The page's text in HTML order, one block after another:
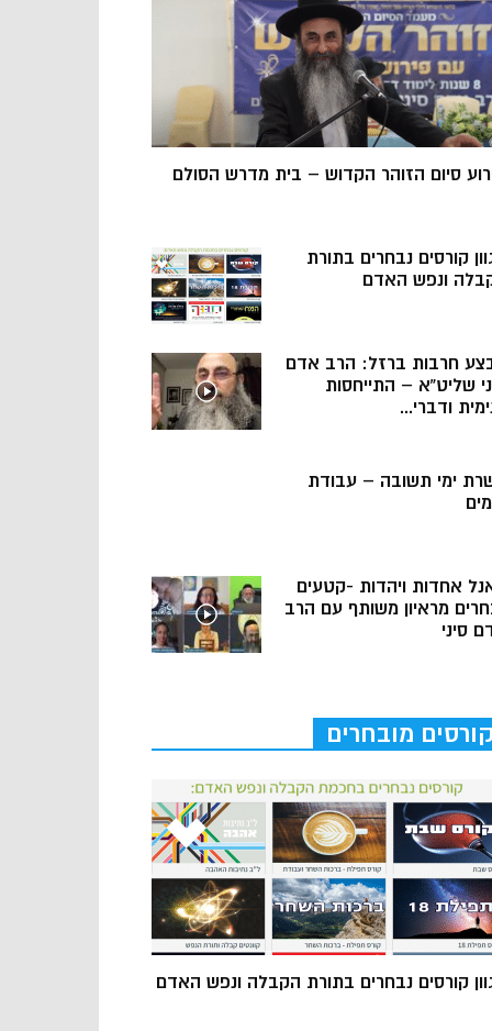
סיום הזוהר הקדוש – בית מדרש הסולם
קורסים נבחרים בתורת
ונפש האדם
חרבות ברזל: הרב אדם
שליט”א – התייחסות
ודברי...
ימי תשובה – עבודת
אחדות ויהדות -קטעים
מראיון משותף עם הרב
סיני
קורסים מובחרים
קורסים נבחרים בתורת הקבלה ונפש האדם